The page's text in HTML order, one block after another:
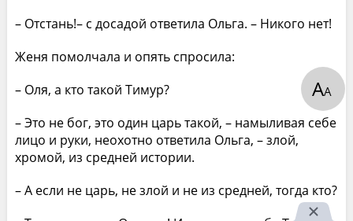
– Отстань!– с досадой ответила Ольга. – Никого нет!
Женя помолчала и опять спросила:
– Оля, а кто такой Тимур?
– Это не бог, это один царь такой, – намыливая себе
лицо и руки, неохотно ответила Ольга, – злой,
хромой, из средней истории.
– А если не царь, не злой и не из средней, тогда кто?
АА